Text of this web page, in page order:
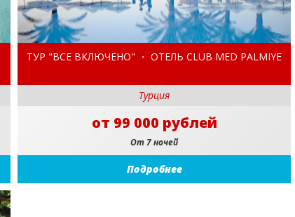
ТУР "ВСЕ ВКЛЮЧЕНО" ・ ОТЕЛЬ CLUB MED PALMIYE
Турция
от 99 000 рублей
От 7 ночей
Подробнее